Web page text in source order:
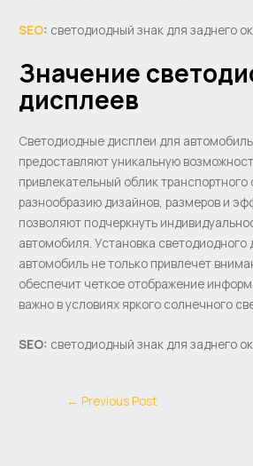
SEO: светодиодный знак для заднего
Значение
дисплеев
Светодиодные дисплеи для
предоставляют уникальную
привлекательный облик транспортного
разнообразию дизайнов, размеров и
позволяют подчеркнуть
автомобиля. Установка светодиодного
автомобиль не только привлечет
обеспечит четкое отображение
важно в условиях яркого солнечного
SEO: светодиодный знак для заднего
← Previous Post